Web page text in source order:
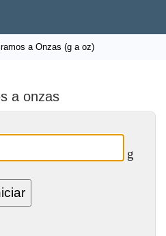
a Onzas (g a oz)
a onzas
g